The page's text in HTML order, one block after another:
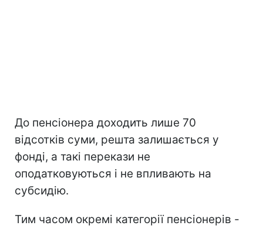
До пенсіонера доходить лише 70
відсотків суми, решта залишається у
фонді, а такі перекази не
оподатковуються і не впливають на
субсидію.
Тим часом окремі категорії пенсіонерів -